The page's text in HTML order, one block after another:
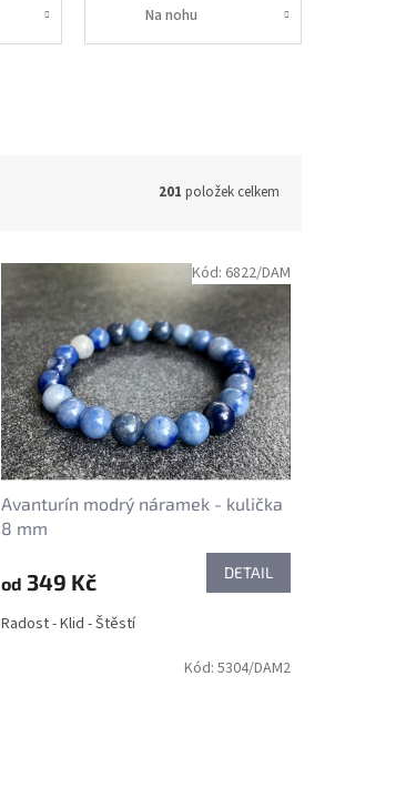
Na nohu
201 položek celkem
Avanturín modrý náramek - kulička
8 mm
od 349 Kč DETAIL
Radost - Klid - Štěstí
Kód: 6822/DAM
Kód: 5304/DAM2